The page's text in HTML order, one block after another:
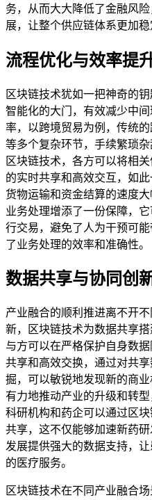
务，从而大大降低了金融风
展，让整个供应链体系更加稳
流程优化与效率提
区块链技术犹如一把神奇的
智能化的大门，有效减少中
率，以跨境贸易为例，传统
等多个复杂环节，手续繁琐
区块链技术，各方可以将相
的实时共享和高效交互，如
货物运输和资金结算的速度
业务处理增添了一份保障，
行交易，避免了人为干预可
了业务处理的效率和准确性。
数据共享与协同创
产业融合的顺利推进离不开
新，区块链技术为数据共享
与方可以在严格保护自身数
共享和高效交换，通过对共
掘，可以敏锐地发现新的商
有力地推动产业的升级和转
科研机构和药企可以通过区
共享，这不仅能够加速新药
发展提供强大的数据支持，
的医疗服务。
区块链技术在不同产业融合